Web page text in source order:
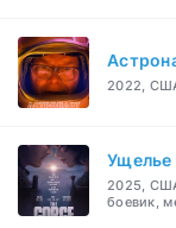
2022,
Ущелье
2025,
боевик,